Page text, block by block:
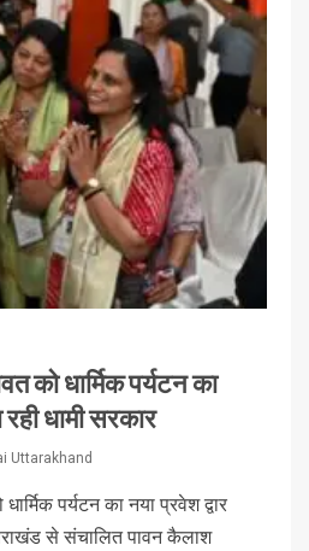
को धार्मिक पर्यटन का
रही धामी सरकार
Uttarakhand
पर्यटन का नया प्रवेश द्वार
से संचालित पावन कैलाश